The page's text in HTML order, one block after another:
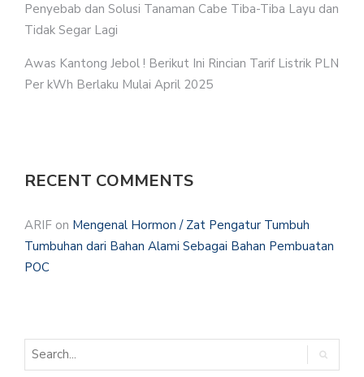
Penyebab dan Solusi Tanaman Cabe Tiba-Tiba Layu dan
Tidak Segar Lagi
Awas Kantong Jebol ! Berikut Ini Rincian Tarif Listrik PLN
Per kWh Berlaku Mulai April 2025
RECENT COMMENTS
ARIF on Mengenal Hormon / Zat Pengatur Tumbuh
Tumbuhan dari Bahan Alami Sebagai Bahan Pembuatan
POC